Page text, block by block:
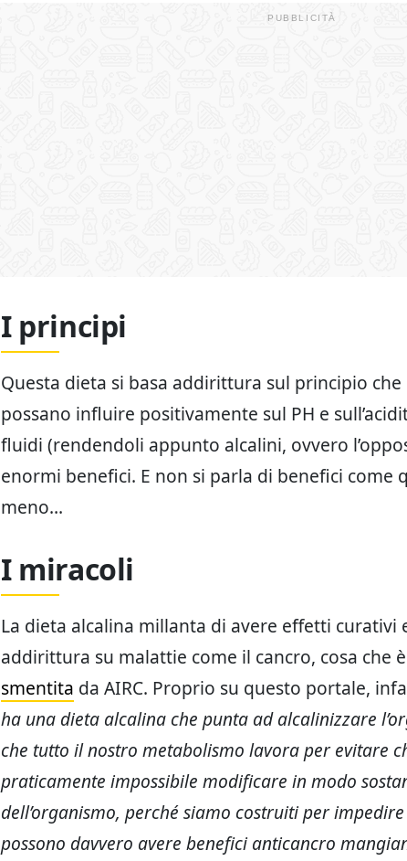
I principi
Questa dieta si basa addirittura sul principio
possano influire positivamente sul PH e
fluidi (rendendoli appunto alcalini, ovvero
enormi benefici. E non si parla di benefici come
meno…
I miracoli
La dieta alcalina millanta di avere effetti curativi
addirittura su malattie come il cancro, cosa che
smentita da AIRC. Proprio su questo portale,
ha una dieta alcalina che punta ad alcalinizzare
che tutto il nostro metabolismo lavora per evitare
praticamente impossibile modificare in modo
dell’organismo, perché siamo costruiti per
possono davvero avere benefici anticancro